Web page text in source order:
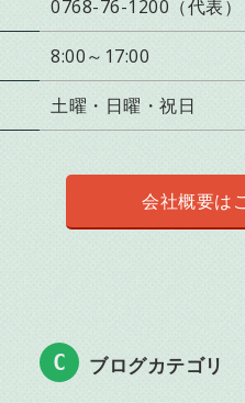
0768-76-1200（代表）
8:00～17:00
土曜・日曜・祝日
会社概要は
ブログカテゴリ